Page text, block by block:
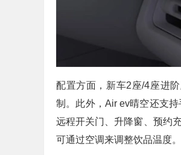
配置方面，新车2座/4座进
制。此外，Air ev晴空还支
远程开关门、升降窗、预约
可通过空调来调整饮品温度。